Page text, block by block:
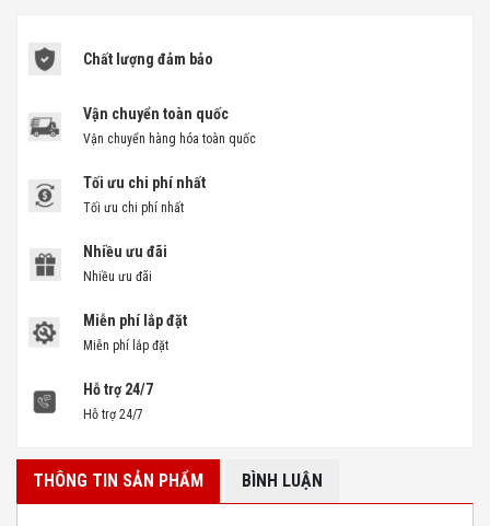
Chất lượng đảm bảo
Vận chuyển toàn quốc
Vận chuyển hàng hóa toàn quốc
Tối ưu chi phí nhất
Tối ưu chi phí nhất
Nhiều ưu đãi
Nhiều ưu đãi
Miễn phí lắp đặt
Miễn phí lắp đặt
Hỗ trợ 24/7
Hỗ trợ 24/7
THÔNG TIN SẢN PHẨM BÌNH LUẬN